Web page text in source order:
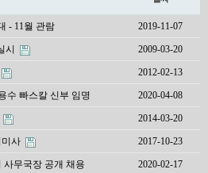
- 11월 관람 2019-11-07
시 2009-03-20
2012-02-13
수 빠스칼 신부 임명 2020-04-08
2014-03-20
사 2017-10-23
무국장 공개 채용 2020-02-17